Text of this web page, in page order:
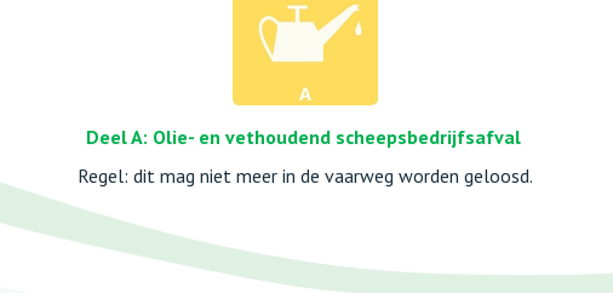
Deel A: Olie- en vethoudend scheepsbedrijfsafval
Regel: dit mag niet meer in de vaarweg worden geloosd.